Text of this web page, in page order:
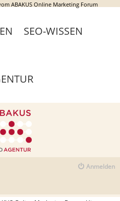
ABAKUS Online Marketing Forum
SEO-WISSEN
Anmelden